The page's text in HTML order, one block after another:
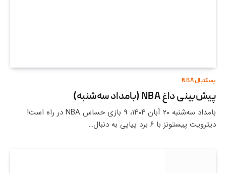
بسکتبال NBA
پیش‌بینی داغ NBA (بامداد سه‌شنبه)
بامداد سه‌شنبه ۲۰ آبان ۱۴۰۴، ۹ بازی حساس NBA در راه است!
دیترویت پیستونز با ۶ برد پیاپی به دنبال…